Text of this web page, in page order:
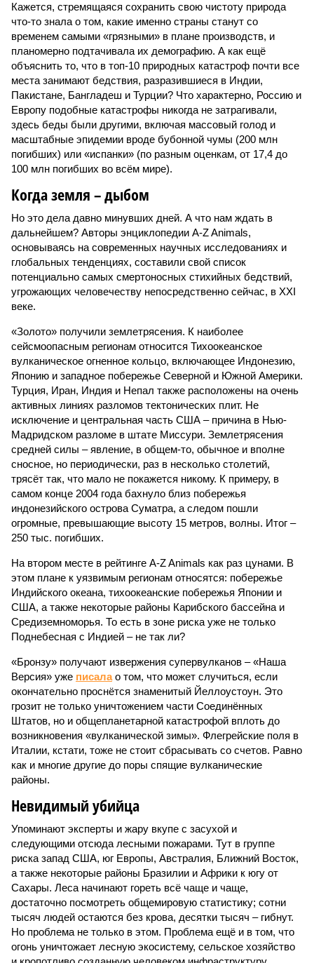
Кажется, стремящаяся сохранить свою чистоту природа
что-то знала о том, какие именно страны станут со
временем самыми «грязными» в плане производств, и
планомерно подтачивала их демографию. А как ещё
объяснить то, что в топ-10 природных катастроф почти все
места занимают бедствия, разразившиеся в Индии,
Пакистане, Бангладеш и Турции? Что характерно, Россию и
Европу подобные катастрофы никогда не затрагивали,
здесь беды были другими, включая массовый голод и
масштабные эпидемии вроде бубонной чумы (200 млн
погибших) или «испанки» (по разным оценкам, от 17,4 до
100 млн погибших во всём мире).
Когда земля – дыбом
Но это дела давно минувших дней. А что нам ждать в
дальнейшем? Авторы энциклопедии A-Z Animals,
основываясь на современных научных исследованиях и
глобальных тенденциях, составили свой список
потенциально самых смертоносных стихийных бедствий,
угрожающих человечеству непосредственно сейчас, в XXI
веке.
«Золото» получили землетрясения. К наиболее
сейсмоопасным регионам относится Тихоокеанское
вулканическое огненное кольцо, включающее Индонезию,
Японию и западное побережье Северной и Южной Америки.
Турция, Иран, Индия и Непал также расположены на очень
активных линиях разломов тектонических плит. Не
исключение и центральная часть США – причина в Нью-
Мадридском разломе в штате Миссури. Землетрясения
средней силы – явление, в общем-то, обычное и вполне
сносное, но периодически, раз в несколько столетий,
трясёт так, что мало не покажется никому. К примеру, в
самом конце 2004 года бахнуло близ побережья
индонезийского острова Суматра, а следом пошли
огромные, превышающие высоту 15 метров, волны. Итог –
250 тыс. погибших.
На втором месте в рейтинге A-Z Animals как раз цунами. В
этом плане к уязвимым регионам относятся: побережье
Индийского океана, тихо­океанские побережья Японии и
США, а также некоторые районы Карибского бассейна и
Средиземноморья. То есть в зоне риска уже не только
Поднебесная с Индией – не так ли?
«Бронзу» получают извержения супервулканов – «Наша
Версия» уже писалао том, что может случиться, если
окончательно проснётся знаменитый Йеллоустоун. Это
грозит не только уничтожением части Соединённых
Штатов, но и общепланетарной катастрофой вплоть до
возникновения «вулканической зимы». Флегрейские поля в
Италии, кстати, тоже не стоит сбрасывать со счетов. Равно
как и многие другие до поры спящие вулканические
районы.
Невидимый убийца
Упоминают эксперты и жару вкупе с засухой и
следующими отсюда лесными пожарами. Тут в группе
риска запад США, юг Европы, Австралия, Ближний Восток,
а также некоторые районы Бразилии и Африки к югу от
Сахары. Леса начинают гореть всё чаще и чаще,
достаточно посмотреть общемировую статистику; сотни
тысяч людей остаются без крова, десятки тысяч – гибнут.
Но проблема не только в этом. Проблема ещё и в том, что
огонь уничтожает лесную экосистему, сельское хозяйство